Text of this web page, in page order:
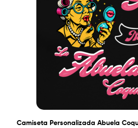
Camiseta Personalizada Abuela